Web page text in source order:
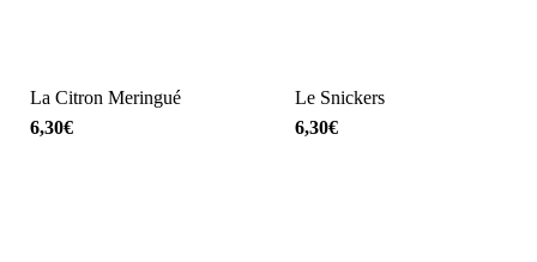
La Citron Meringué
6,30€
Le Snickers
6,30€